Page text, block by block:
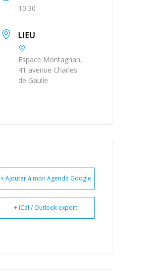
10:30
LIEU
Espace Montagnan,
41 avenue Charles
de Gaulle
+ Ajouter à mon Agenda Google
+ iCal / Outlook export